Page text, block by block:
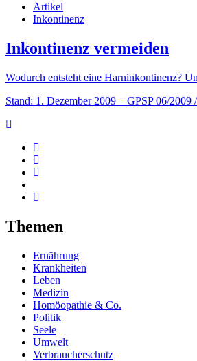
Artikel
Inkontinenz
Inkontinenz vermeiden
Wodurch entsteht eine Harninkontinenz?
Stand: 1. Dezember 2009 – GPSP 06/2009
Themen
Ernährung
Krankheiten
Leben
Medizin
Homöopathie & Co.
Politik
Seele
Umwelt
Verbraucherschutz